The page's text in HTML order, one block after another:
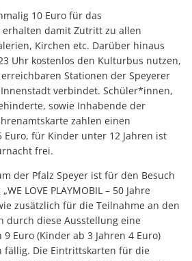
10 Euro für das
damit Zutritt zu allen
Kirchen etc. Darüber hinaus
Uhr kostenlos den Kulturbus nutzen,
Stationen der Speyerer
verbindet. Schüler*innen,
sowie Inhabende der
zahlen einen
Euro, für Kinder unter 12 Jahren ist
frei.
der Pfalz Speyer ist für den Besuch
LOVE PLAYMOBIL – 50 Jahre
zusätzlich für die Teilnahme an den
durch diese Ausstellung eine
Euro (Kinder ab 3 Jahren 4 Euro)
fällig. Die Eintrittskarten für die